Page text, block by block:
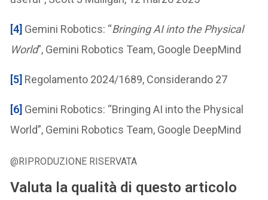
[4] Gemini Robotics: “Bringing AI into the Physical
World”, Gemini Robotics Team, Google DeepMind
[5] Regolamento 2024/1689, Considerando 27
[6] Gemini Robotics: “Bringing AI into the Physical
World”, Gemini Robotics Team, Google DeepMind
@RIPRODUZIONE RISERVATA
Valuta la qualità di questo articolo